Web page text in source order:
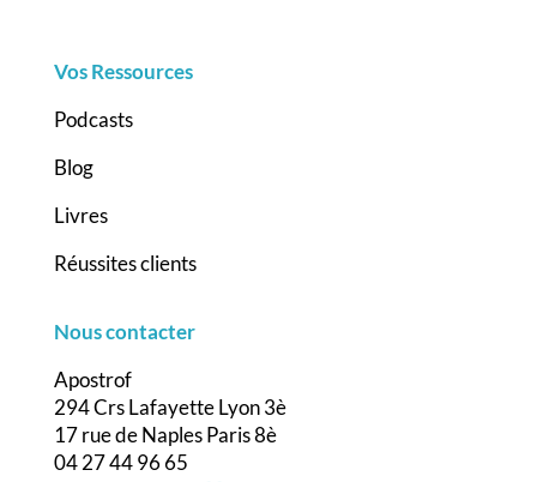
Vos Ressources
Podcasts
Blog
Livres
Réussites clients
Nous contacter
Apostrof
294 Crs Lafayette Lyon 3è
17 rue de Naples Paris 8è
04 27 44 96 65